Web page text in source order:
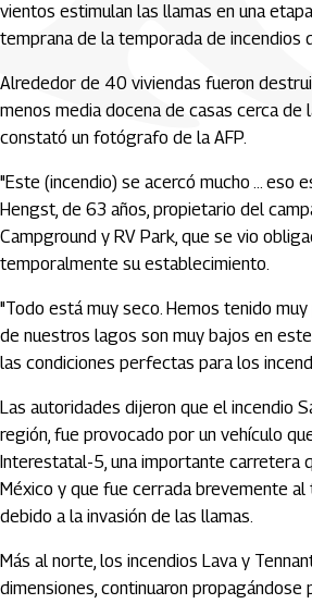
vientos estimulan las llamas en una
temprana de la temporada de incendios
Alrededor de 40 viviendas fueron
menos media docena de casas cerca de
constató un fotógrafo de la AFP.
"Este (incendio) se acercó mucho ... eso
Hengst, de 63 años, propietario del
Campground y RV Park, que se vio
temporalmente su establecimiento.
"Todo está muy seco. Hemos tenido
de nuestros lagos son muy bajos en
las condiciones perfectas para los
Las autoridades dijeron que el incendio
región, fue provocado por un vehículo
Interestatal-5, una importante carretera
México y que fue cerrada brevemente
debido a la invasión de las llamas.
Más al norte, los incendios Lava y
dimensiones, continuaron propagándose